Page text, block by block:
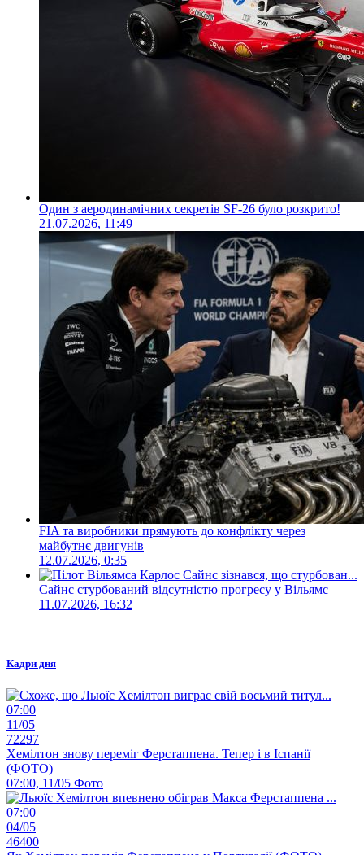
Один з аеродинамічних секретів SF-26 було розкрито!
21.07.2026, 11:49
FIA та виробники прямують до конфлікту через
майбутнє двигунів
12.07.2026, 0:35
Сайнс стурбований відсутністю прогресу у Вільямс
11.07.2026, 16:32
Кадри дня
07:00
11/05
72297
Хемілтон знову переміг Ферстаппена. Тепер і в Іспанії
(ФОТО)
07:00, 11/05 Фото
07:00
04/05
46400